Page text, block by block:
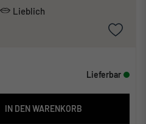
Lieblich
Lieferbar
IN DEN WARENKORB